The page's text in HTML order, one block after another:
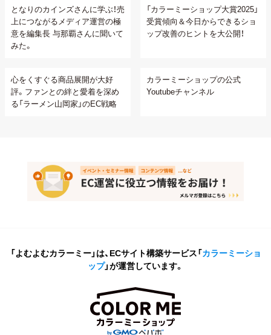
となりのカインズさんに学ぶ！売
上につながるメディア運営の極
意を編集長 与那覇さんに聞いて
みた。
「カラーミーショップ大賞2025」
受賞傾向＆今日からできるショ
ップ改善のヒントを大公開！
心をくすぐる商品展開が大好
評。ファンとの絆と愛着を深め
る「ラーメン山岡家」のEC戦略
カラーミーショップの公式
Youtubeチャンネル
「よむよむカラーミー」は、ECサイト構築サービス「カラーミーショ
ップ」が運営しています。